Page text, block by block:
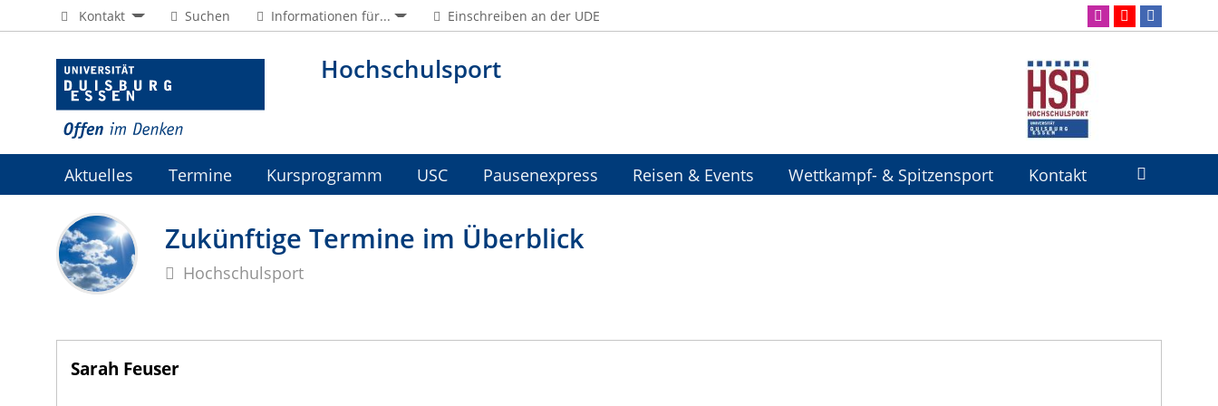
Hochschulsport
Kontakt Suchen Informationen für... Einschreiben an der UDE
Aktuelles Termine Kursprogramm USC Pausenexpress Reisen & Events Wettkampf- & Spitzensport
Kontakt
Jobs
Zukünftige Termine im Überblick
Hochschulsport
Sarah Feuser